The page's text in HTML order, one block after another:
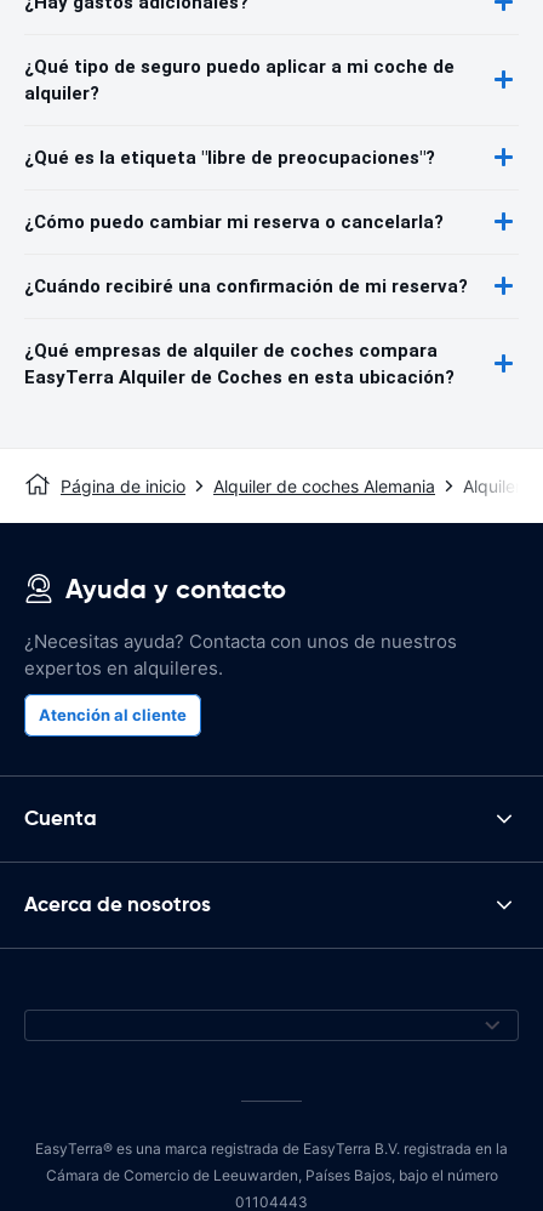
¿Qué tipo de seguro puedo aplicar a mi coche de
alquiler?
¿Qué es la etiqueta "libre de preocupaciones"?
¿Cómo puedo cambiar mi reserva o cancelarla?
¿Cuándo recibiré una confirmación de mi reserva?
¿Qué empresas de alquiler de coches compara
EasyTerra Alquiler de Coches en esta ubicación?
Página de inicio Alquiler de coches Alemania Alquiler
Ayuda y contacto
¿Necesitas ayuda? Contacta con unos de nuestros
expertos en alquileres.
Atención al cliente
Cuenta
Acerca de nosotros
EasyTerra® es una marca registrada de EasyTerra B.V. registrada en la
Cámara de Comercio de Leeuwarden, Países Bajos, bajo el número
01104443